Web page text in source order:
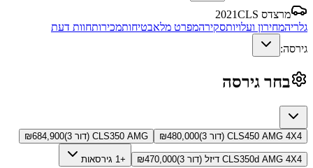
מרצדס CLS
2021
גלריהמחירון ועלויותסקירהמפרט מלאבטיחותמכירותחוות דעת
גירסה:
בחר גירסה
CLS450 AMG 4X4 (דור 3) ₪480,000 CLS350 AMG (דור 3) ₪684,900
CLS350d AMG 4X4 דיזל (דור 3) ₪470,000 +1 גירסאות